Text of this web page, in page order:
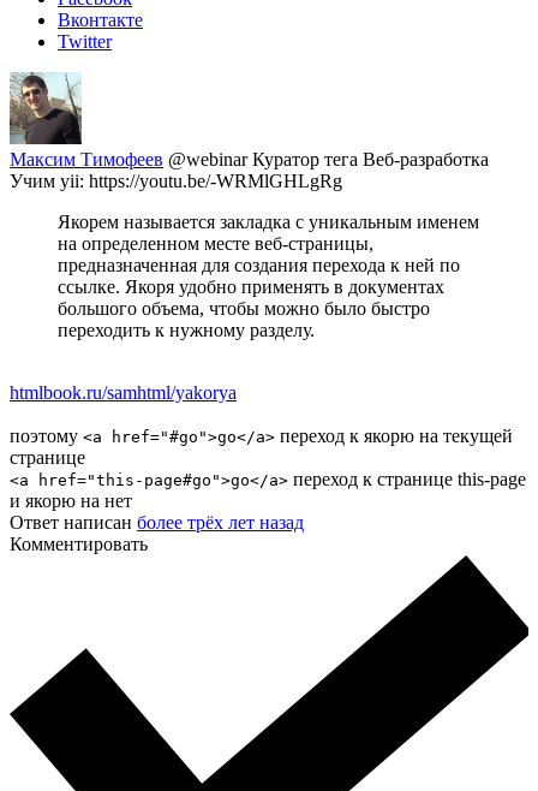
Вконтакте
Twitter
Максим Тимофеев @webinarКуратор тега Веб-разработка
Учим yii: https://youtu.be/-WRMlGHLgRg
Якорем называется закладка с уникальным именем
на определенном месте веб-страницы,
предназначенная для создания перехода к ней по
ссылке. Якоря удобно применять в документах
большого объема, чтобы можно было быстро
переходить к нужному разделу.
htmlbook.ru/samhtml/yakorya
поэтому <a href="#go">go</a> переход к якорю на текущей
странице
<a href="this-page#go">go</a> переход к странице this-page
и якорю на нет
Ответ написан более трёх лет назад
Комментировать